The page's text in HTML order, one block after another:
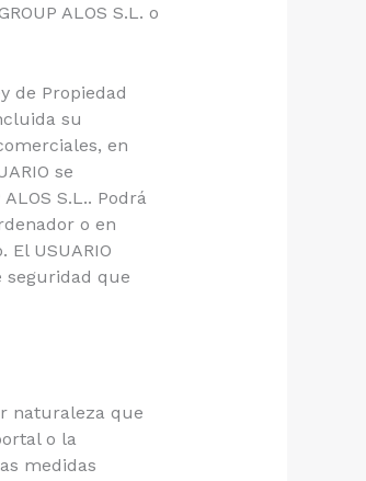
ALOS S.L. o
de Propiedad
su
en
se
S.L.. Podrá
o en
USUARIO
seguridad que
naturaleza que
o la
medidas